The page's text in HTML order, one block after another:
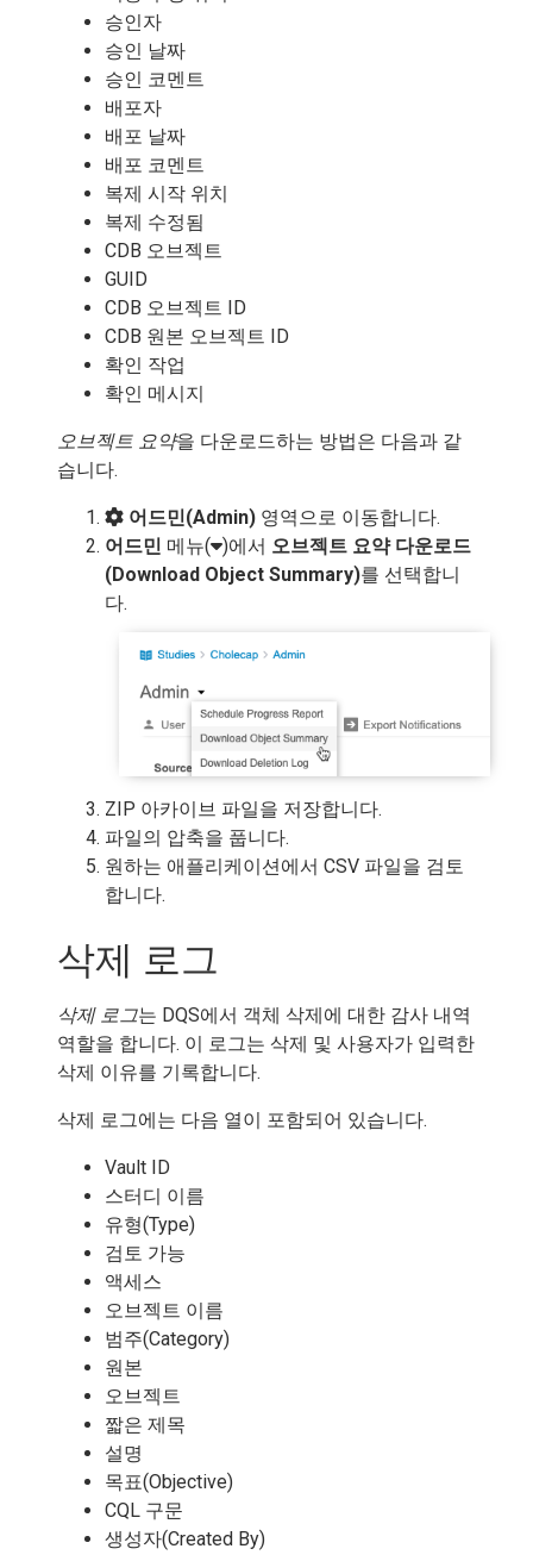
승인자
승인 날짜
승인 코멘트
배포자
배포 날짜
배포 코멘트
복제 시작 위치
복제 수정됨
CDB 오브젝트
GUID
CDB 오브젝트 ID
CDB 원본 오브젝트 ID
확인 작업
확인 메시지
오브젝트 요약을 다운로드하는 방법은 다음과 같
습니다.
어드민(Admin) 영역으로 이동합니다.
어드민 메뉴( )에서 오브젝트 요약 다운로드
(Download Object Summary)를 선택합니
다.
ZIP 아카이브 파일을 저장합니다.
파일의 압축을 풉니다.
원하는 애플리케이션에서 CSV 파일을 검토
합니다.
삭제 로그
삭제 로그는 DQS에서 객체 삭제에 대한 감사 내역
역할을 합니다. 이 로그는 삭제 및 사용자가 입력한
삭제 이유를 기록합니다.
삭제 로그에는 다음 열이 포함되어 있습니다.
Vault ID
스터디 이름
유형(Type)
검토 가능
액세스
오브젝트 이름
범주(Category)
원본
오브젝트
짧은 제목
설명
목표(Objective)
CQL 구문
생성자(Created By)